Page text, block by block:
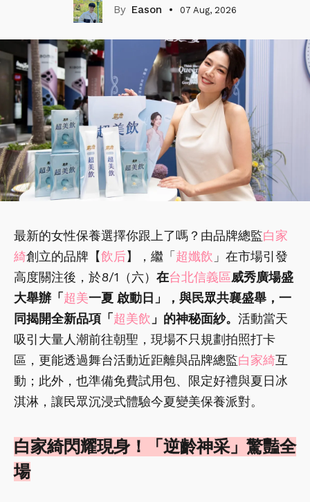
Eason 07 Aug, 2026
最新的女性保養選擇你跟上了嗎？由品牌總監白家
綺創立的品牌【飲后】，繼「 超孅飲 」在市場引發
高度關注後，於8/1（六） 在台北信義區威秀廣場盛
大舉辦「 超美一夏 啟動日」，與民眾共襄盛舉，一
同揭開全新品項「 超美飲 」的神秘面紗。 活動當天
吸引大量人潮前往朝聖，現場不只規劃拍照打卡
區，更能透過舞台活動近距離與品牌總監白家綺互
動；此外，也準備免費試用包、限定好禮與夏日冰
淇淋，讓民眾沉浸式體驗今夏變美保養派對。
白家綺閃耀現身！「逆齡神采」驚豔全
場